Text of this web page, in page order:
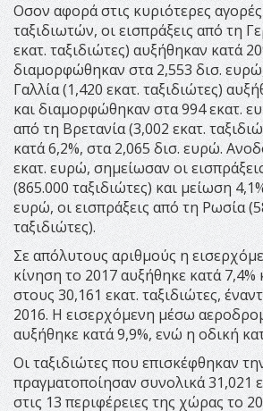
Οσον αφορά στις κυριότερες
ταξιδιωτών, οι εισπράξεις από τη
εκατ. ταξιδιώτες) αυξήθηκαν κατά
διαμορφώθηκαν στα 2,553 δισ.
Γαλλία (1,420 εκατ. ταξιδιώτες)
και διαμορφώθηκαν στα 994 εκατ.
από τη Βρετανία (3,002 εκατ.
κατά 6,2%, στα 2,065 δισ. ευρώ.
εκατ. ευρώ, σημείωσαν οι
(865.000 ταξιδιώτες) και μείωση
ευρώ, οι εισπράξεις από τη Ρωσία
ταξιδιώτες).
Σε απόλυτους αριθμούς η
κίνηση το 2017 αυξήθηκε κατά
στους 30,161 εκατ. ταξιδιώτες,
2016. Η εισερχόμενη μέσω
αυξήθηκε κατά 9,9%, ενώ η οδική
Οι ταξιδιώτες που επισκέφθηκαν
πραγματοποίησαν συνολικά 31,021
στις 13 περιφέρειες της χώρας το